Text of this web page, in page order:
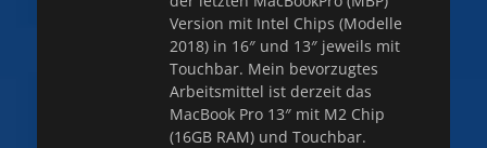
Version mit Intel Chips (Modelle
2018) in 16″ und 13″ jeweils mit
Touchbar. Mein bevorzugtes
Arbeitsmittel ist derzeit das
MacBook Pro 13″ mit M2 Chip
(16GB RAM) und Touchbar.